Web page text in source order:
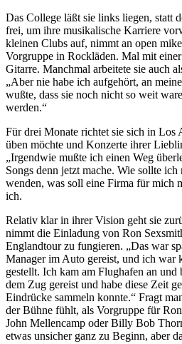
Das College läßt sie links liegen, statt
frei, um ihre musikalische Karriere
kleinen Clubs auf, nimmt an open
Vorgruppe in Rockläden. Mal mit
Gitarre. Manchmal arbeitete sie auch
„Aber nie habe ich aufgehört, an
wußte, dass sie noch nicht so weit
werden.“
Für drei Monate richtet sie sich in Los
üben möchte und Konzerte ihrer
„Irgendwie mußte ich einen Weg
Songs denn jetzt mache. Wie sollte
wenden, was soll eine Firma für mich
ich.
Relativ klar in ihrer Vision geht sie
nimmt die Einladung von Ron
Englandtour zu fungieren. „Das war
Manager im Auto gereist, und ich war
gestellt. Ich kam am Flughafen an
dem Zug gereist und habe diese Zeit
Eindrücke sammeln konnte.“ Fragt
der Bühne fühlt, als Vorgruppe für
John Mellencamp oder Billy Bob
etwas unsicher ganz zu Beginn, aber